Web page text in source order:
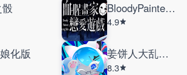
BloodyPainterDatingSim
4.9
化版 姜饼人大乱斗国际服
8.3